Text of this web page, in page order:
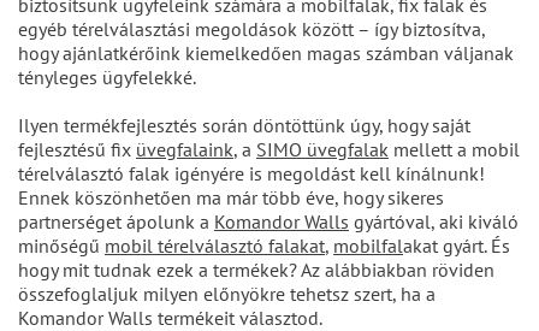
egyéb térelválasztási megoldások között – így biztosítva,
hogy ajánlatkérőink kiemelkedően magas számban váljanak
tényleges ügyfelekké.
Ilyen termékfejlesztés során döntöttünk úgy, hogy saját
fejlesztésű fix üvegfalaink, a SIMO üvegfalak mellett a mobil
térelválasztó falak igényére is megoldást kell kínálnunk!
Ennek köszönhetően ma már több éve, hogy sikeres
partnerséget ápolunk a Komandor Walls gyártóval, aki kiváló
minőségű mobil térelválasztó falakat, mobilfalakat gyárt. És
hogy mit tudnak ezek a termékek? Az alábbiakban röviden
összefoglaljuk milyen előnyökre tehetsz szert, ha a
Komandor Walls termékeit választod.